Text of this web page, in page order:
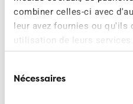
combiner celles-ci avec
leur avez fournies ou
utilisation de leurs services.
Nécessaires
détermination à cette
procédure de consultation
référendum contre un
présenté aujourd’hui.